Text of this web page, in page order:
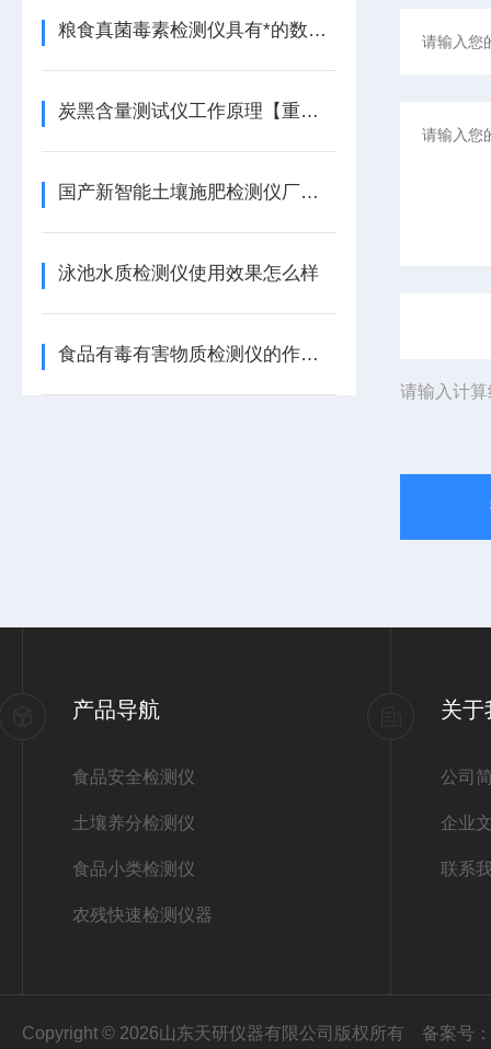
粮食真菌毒素检测仪具有*的数据处理能力
炭黑含量测试仪工作原理【重磅推荐】天研炭黑含量测试仪
国产新智能土壤施肥检测仪厂家【震撼上市】土壤养分速测仪
泳池水质检测仪使用效果怎么样
食品有毒有害物质检测仪的作用【重磅推荐】食品有毒有害物质检测仪
请输入计
产品导航
食品安全检测仪
土壤养分检测仪
食品小类检测仪
农残快速检测仪器
关于
公司
企业
联系
Copyright © 2026山东天研仪器有限公司版权所有 备案号